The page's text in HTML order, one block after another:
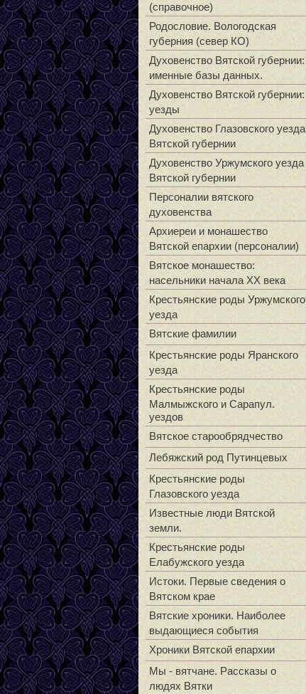
(справочное)
Родословие. Вологодская
губерния (север КО)
Духовенство Вятской губернии:
именные базы данных.
Духовенство Вятской губернии:
уезды
Духовенство Глазовского уезда
Вятской губернии
Духовенство Уржумского уезда
Вятской губернии
Персоналии вятского
духовенства
Архиереи и монашество
Вятской епархии (персоналии)
Вятское монашество:
насельники начала XX века
Крестьянские роды Уржумского
уезда
Вятские фамилии
Крестьянские роды Яранского
уезда
Крестьянские роды
Малмыжского и Сарапул.
уездов
Вятское старообрядчество
Лебяжский род Путинцевых
Крестьянские роды
Глазовского уезда
Известные люди Вятской
земли.
Крестьянские роды
Елабужского уезда
Истоки. Первые сведения о
Вятском крае
Вятские хроники. Наиболее
выдающиеся события
Хроники Вятской епархии
Мы - вятчане. Рассказы о
людях Вятки